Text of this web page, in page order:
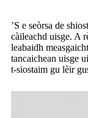
’S e seòrsa de
càileachd uisge. A
leabaidh
tancaichean uisge
t-siostaim gu lèir